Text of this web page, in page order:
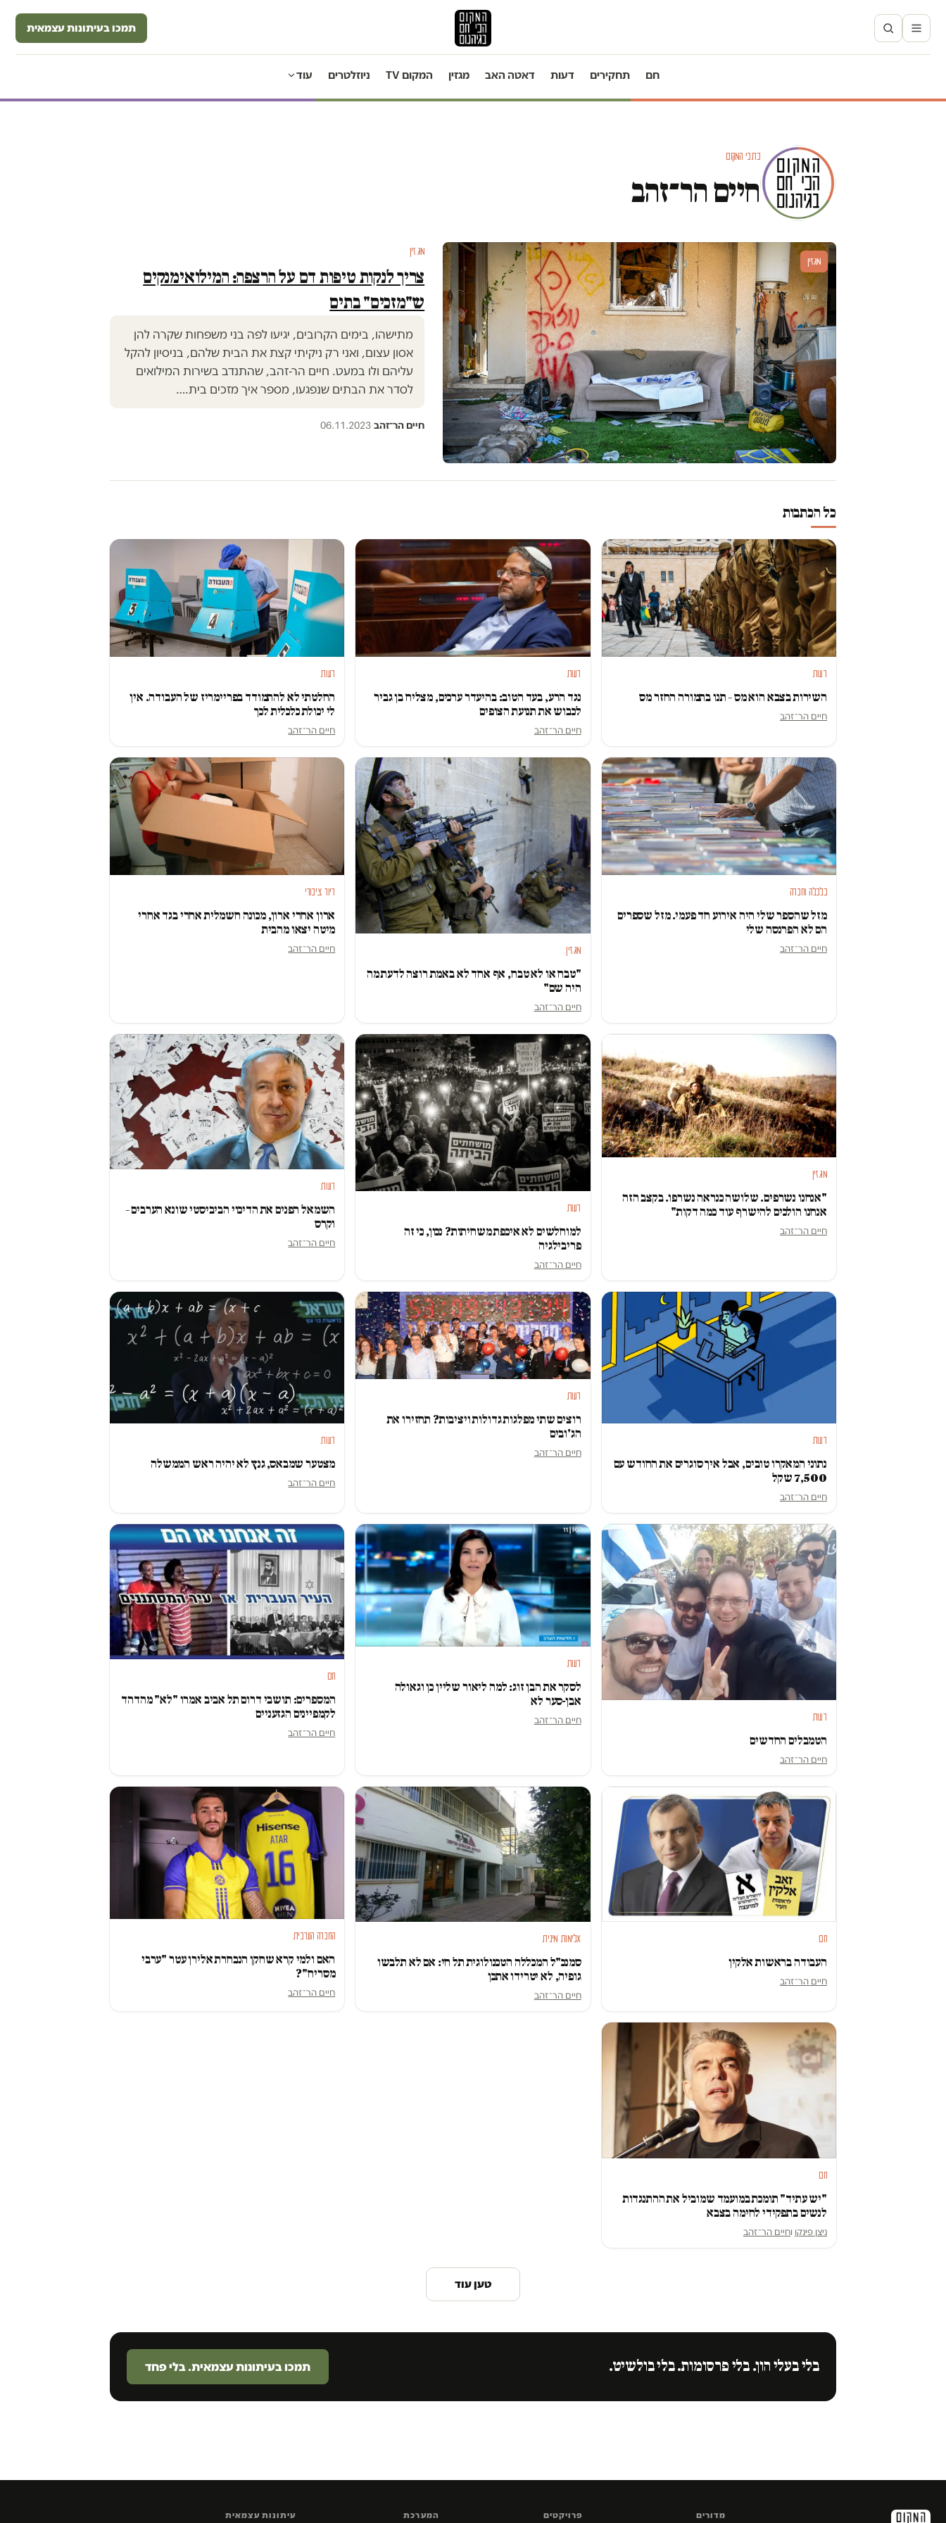
תמכו בעיתונות עצמאית
חם תחקירים דעות דאטה האב מגזין המקום TV ניוזלטרים עוד
כתבי המקום
חיים הר־זהב
מגזין
מגזין
צריך לנקות טיפות דם על הרצפה: המילואימנקים
ש"מזכים" בתים
מתישהו, בימים הקרובים, יגיעו לפה בני משפחות שקרה להן
אסון עצום, ואני רק ניקיתי קצת את הבית שלהם, בניסיון להקל
עליהם ולו במעט. חיים הר-זהב, שהתנדב בשירות המילואים
לסדר את הבתים שנפגעו, מספר איך מזכים בית.…
חיים הר־זהב·
06.11.2023
כל הכתבות
דעות
השירות בצבא הוא מס – תנו בתמורה החזר מס
חיים הר־זהב
דעות
נגד הרע, בעד הטוב: בהיעדר ערכים, מצליח בן גביר
לכבוש את תנועת הצופים
חיים הר־זהב
דעות
החלטתי לא להתמודד בפריימריז של העבודה. אין
לי יכולת כלכלית לכך
חיים הר־זהב
כלכלה וחברה
מזל שהספר שלי היה אירוע חד פעמי. מזל שספרים
הם לא הפרנסה שלי
חיים הר־זהב מגזין
"טבח או לא טבח, אף אחד לא באמת רוצה לדעת מה
היה שם"
חיים הר־זהב
דיור ציבורי
ארון אחרי ארון, מכונה חשמלית אחרי בגד אחרי
מיטה יצאו מהבית
חיים הר־זהב
מגזין
"אנחנו נשרפים. שלושה כנראה נשרפו. בקצב הזה
אנחנו הולכים להישרף עוד כמה דקות"
חיים הר־זהב
דעות
למוחלשים לא איכפת משחיתות? נכון, כי זה
פריבילגיה
חיים הר־זהב
דעות
השמאל הפנים את הדיכוי הביביסטי שונא הערבים –
וקרס
חיים הר־זהב
דעות
נתוני המאקרו טובים, אבל איך סוגרים את החודש עם
7,500 שקל
חיים הר־זהב
דעות
רוצים שתי מפלגות גדולות ויציבות? תחזירו את
הג'ובים
חיים הר־זהב
דעות
מצטער שמבאס, גנץ לא יהיה ראש הממשלה
חיים הר־זהב
דעות
הטמבלים החדשים
חיים הר־זהב
דעות
לסקר את הבן זוג: למה ליאור שליין כן וגאולה
אבן-סער לא
חיים הר־זהב
חם
המספרים: תושבי דרום תל אביב אמרו "לא" מהדהד
לקמפיינים הגזעניים
חיים הר־זהב
חם
העבודה בראשות אלקין
חיים הר־זהב
אלימות מינית
סמנכ"ל המכללה הטכנולוגית תל חי: אם לא תלבשו
גופיה, לא יטרידו אתכן
חיים הר־זהב
החברה הערבית
האם ולמי קרא שחקן הנבחרת אלירן עטר "ערבי
מסריח"?
חיים הר־זהב
חם
"יש עתיד" תומכת במועמד שמוביל את ההתנגדות
לנשים בתפקידי לחימה בצבא
ניצן פינקו וחיים הר־זהב
טען עוד
בלי בעלי הון. בלי פרסומות. בלי בולשיט. תמכו בעיתונות עצמאית. בלי פחד
מדורים פרויקטים המערכת עיתונות עצמאית